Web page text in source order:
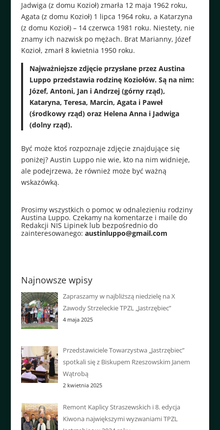
Jadwiga (z domu Kozioł) zmarła 12 maja 1962 roku,
Agata (z domu Kozioł) 1 lipca 1964 roku, a Katarzyna
(z domu Kozioł) – 14 czerwca 1981 roku. Niestety, nie
znamy ich nazwisk po mężach. Brat Marianny, Józef
Kozioł, zmarł 8 kwietnia 1950 roku.
Najważniejsze zdjęcie przysłane przez Austina
Luppo przedstawia rodzinę Koziołów. Są na nim:
Józef, Antoni, Jan i Andrzej (górny rząd),
Kataryna, Teresa, Marcin, Agata i Paweł
(środkowy rząd) oraz Helena Anna i Jadwiga
(dolny rząd).
Być może ktoś rozpoznaje zdjęcie znajdujące się
poniżej? Austin Luppo nie wie, kto na nim widnieje,
ale podejrzewa, że również może być ważną
wskazówką.
Prosimy wszystkich o pomoc w odnalezieniu rodziny
Austina Luppo. Czekamy na komentarze i maile do
Redakcji NIS Lipinek lub bezpośrednio do
zainteresowanego: austinluppo@gmail.com
Najnowsze wpisy
Zapraszamy w najbliższą niedzielę na X
Zawody Strzeleckie TPZL „Jastrzębiec”
4 maja 2025
Przedstawiciele Towarzystwa „Jastrzębiec”
spotkali się z Biskupem Rzeszowskim Janem
Wątrobą
2 kwietnia 2025
Remont Kaplicy Straszewskich i 8. edycja
Kiwona największymi wyzwaniami TPZL